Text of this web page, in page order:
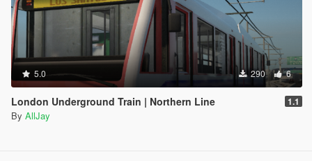
5.0 290 6
London Underground Train | Northern Line 1.1
By AllJay